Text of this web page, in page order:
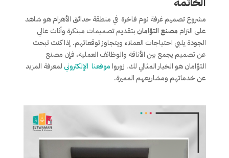
مشروع تصميم غرفة نوم فاخرة في منطقة حدائق الأهرام هو شاهد
على التزاممصنع التؤامانبتقديم تصميمات مبتكرة وأثاث عالي
الجودة يلبي احتياجات العملاء ويتجاوز توقعاتهم. إذا كنت تبحث
عن تصميم يجمع بين الأناقة والوظائف العملية، فإن مصنع
التؤامان هو الخيار المثالي لك. زورواموقعنا الإلكتروني لمعرفة المزيد
عن خدماتهم ومشاريعهم المميزة.